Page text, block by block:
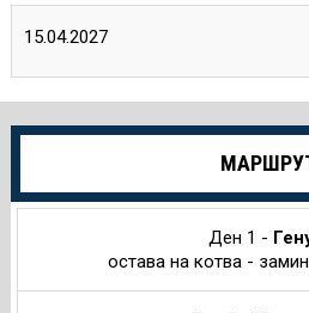
15.04.2027
Още
за
Ден 1 -
остава на котва -